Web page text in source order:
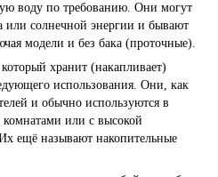
воду по требованию. Они могут
или солнечной энергии и бывают
модели и без бака (проточные).
хранит (накапливает)
использования. Они, как
и обычно используются в
или с высокой
ещё называют накопительные